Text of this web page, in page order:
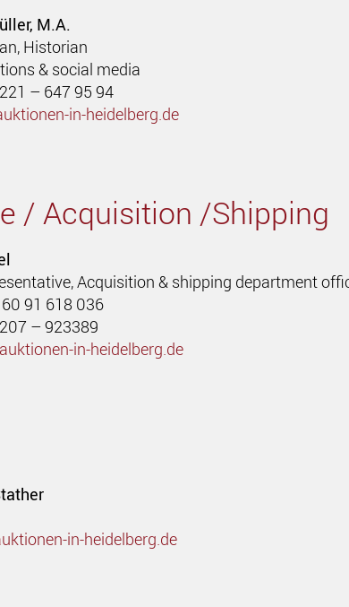
M.A.
Historian
& social media
– 647 95 94
in-heidelberg.de
/ Acquisition /Shipping
Acquisition & shipping department
91 618 036
– 923389
in-heidelberg.de
in-heidelberg.de